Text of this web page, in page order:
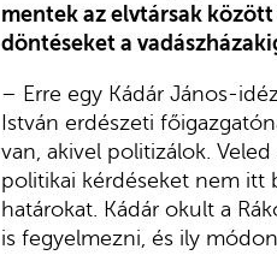
mentek az elvtársak
döntéseket a
– Erre egy Kádár János-
István erdészeti
van, akivel politizálok.
politikai kérdéseket nem itt
határokat. Kádár okult a
is fegyelmezni, és ily